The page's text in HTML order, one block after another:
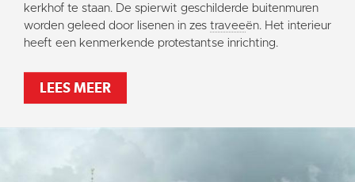
Omgeving
Activiteiten
Contact
kerkhof te staan. De spierwit geschilderde buitenmuren
worden geleed door lisenen in zes traveeën. Het interieur
heeft een kenmerkende protestantse inrichting.
LEES MEER